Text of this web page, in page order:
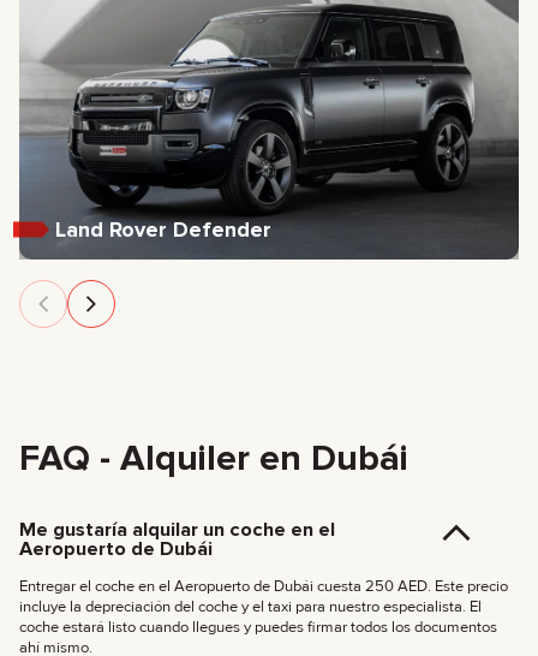
Land Rover Defender
FAQ - Alquiler en Dubái
Me gustaría alquilar un coche en el
Aeropuerto de Dubái
Entregar el coche en el Aeropuerto de Dubái cuesta 250 AED. Este precio
incluye la depreciación del coche y el taxi para nuestro especialista. El
coche estará listo cuando llegues y puedes firmar todos los documentos
ahí mismo.